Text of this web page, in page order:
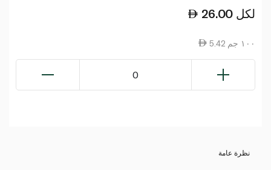
26.00 لكل
5.42 ١٠٠ جم
0
نظرة عامة